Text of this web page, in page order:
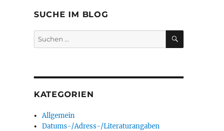
SUCHE IM BLOG
Suchen
nach:
SUCHEN
KATEGORIEN
Allgemein
Datums-/Adress-/Literaturangaben